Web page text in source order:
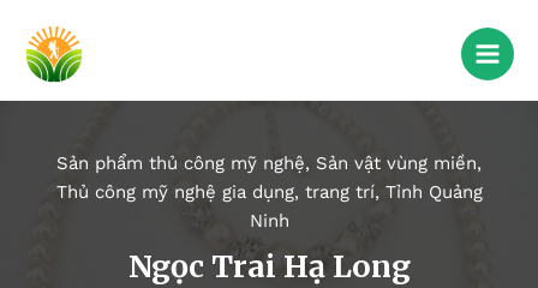
Sản phẩm thủ công mỹ nghệ, Sản vật vùng miền,
Thủ công mỹ nghệ gia dụng, trang trí, Tỉnh Quảng
Ninh
Ngọc Trai Hạ Long